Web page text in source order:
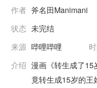
作者 斧名田Manimani
状态 未完结
来源 哔哩哔哩
介绍 漫画《转生成了15
竟转生成15岁的